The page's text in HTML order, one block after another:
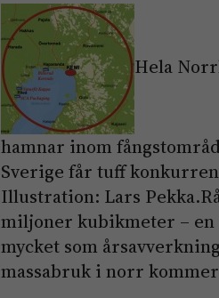
Hela
hamnar inom
Sverige får tuff
Illustration: Lars
miljoner kubikmeter –
mycket som
massabruk i norr